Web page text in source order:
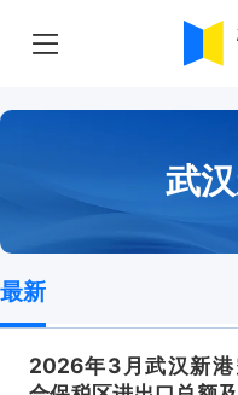
武
最新
2026年3月武汉新港